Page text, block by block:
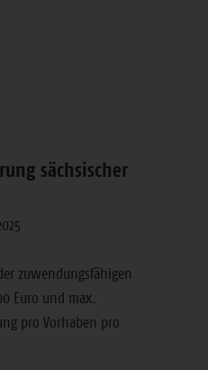
sächsischer
zuwendungsfähigen
Euro und max.
pro Vorhaben pro